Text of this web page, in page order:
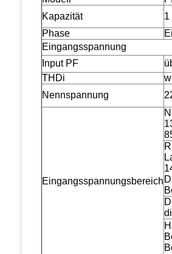
Kapazität
1
Phase
Eingangsspannung
Input PF
THDi
Nennspannung
Eingangsspannungsbereich